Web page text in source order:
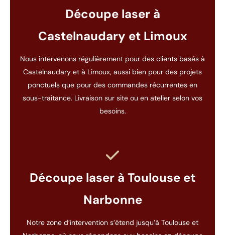
Découpe laser à
Castelnaudary et Limoux
Nous intervenons régulièrement pour des clients basés à
Castelnaudary et à Limoux, aussi bien pour des projets
ponctuels que pour des commandes récurrentes en
sous-traitance. Livraison sur site ou en atelier selon vos
besoins.
Découpe laser à Toulouse et
Narbonne
Notre zone d’intervention s’étend jusqu’à Toulouse et